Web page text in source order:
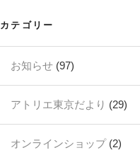
カテゴリー
お知らせ (97)
アトリエ東京だより (29)
オンラインショップ(2)